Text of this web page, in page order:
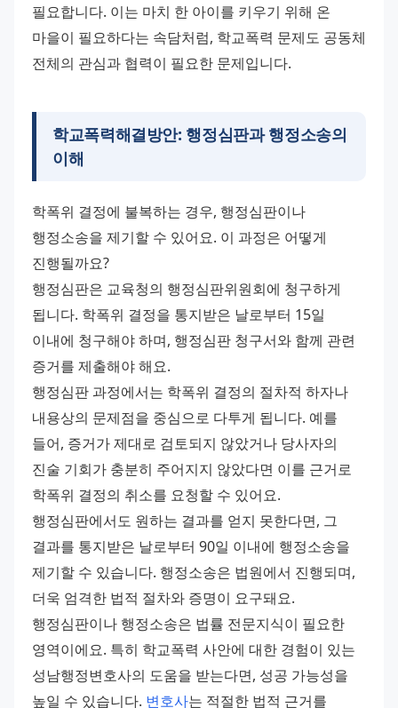
필요합니다. 이는 마치 한 아이를 키우기 위해 온
마을이 필요하다는 속담처럼, 학교폭력 문제도 공동체
전체의 관심과 협력이 필요한 문제입니다.
학교폭력해결방안: 행정심판과 행정소송의
이해
학폭위 결정에 불복하는 경우, 행정심판이나
행정소송을 제기할 수 있어요. 이 과정은 어떻게
진행될까요?
행정심판은 교육청의 행정심판위원회에 청구하게
됩니다. 학폭위 결정을 통지받은 날로부터 15일
이내에 청구해야 하며, 행정심판 청구서와 함께 관련
증거를 제출해야 해요.
행정심판 과정에서는 학폭위 결정의 절차적 하자나
내용상의 문제점을 중심으로 다투게 됩니다. 예를
들어, 증거가 제대로 검토되지 않았거나 당사자의
진술 기회가 충분히 주어지지 않았다면 이를 근거로
학폭위 결정의 취소를 요청할 수 있어요.
행정심판에서도 원하는 결과를 얻지 못한다면, 그
결과를 통지받은 날로부터 90일 이내에 행정소송을
제기할 수 있습니다. 행정소송은 법원에서 진행되며,
더욱 엄격한 법적 절차와 증명이 요구돼요.
행정심판이나 행정소송은 법률 전문지식이 필요한
영역이에요. 특히 학교폭력 사안에 대한 경험이 있는
성남행정변호사의 도움을 받는다면, 성공 가능성을
높일 수 있습니다. 변호사는 적절한 법적 근거를